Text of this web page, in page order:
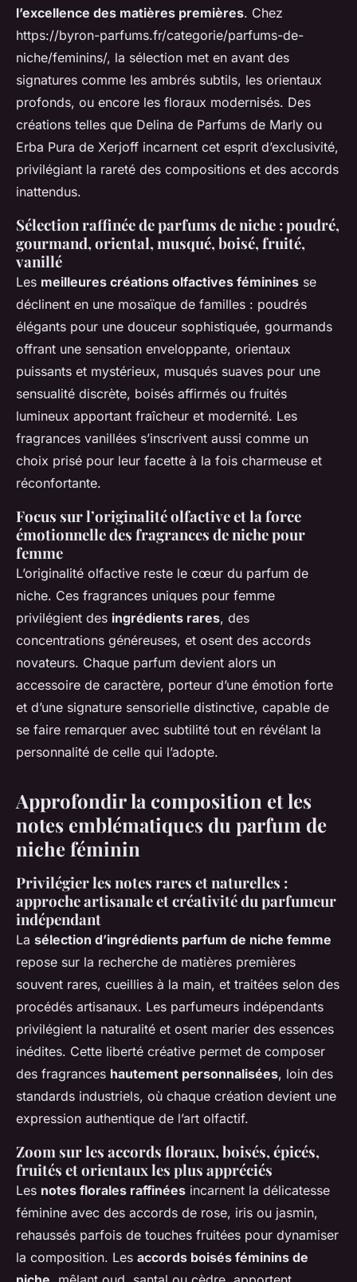
l’excellence des matières premières. Chez
https://byron-parfums.fr/categorie/parfums-de-
niche/feminins/, la sélection met en avant des
signatures comme les ambrés subtils, les orientaux
profonds, ou encore les floraux modernisés. Des
créations telles que Delina de Parfums de Marly ou
Erba Pura de Xerjoff incarnent cet esprit d’exclusivité,
privilégiant la rareté des compositions et des accords
inattendus.
Sélection raffinée de parfums de niche : poudré,
gourmand, oriental, musqué, boisé, fruité,
vanillé
Les meilleures créations olfactives féminines se
déclinent en une mosaïque de familles : poudrés
élégants pour une douceur sophistiquée, gourmands
offrant une sensation enveloppante, orientaux
puissants et mystérieux, musqués suaves pour une
sensualité discrète, boisés affirmés ou fruités
lumineux apportant fraîcheur et modernité. Les
fragrances vanillées s’inscrivent aussi comme un
choix prisé pour leur facette à la fois charmeuse et
réconfortante.
Focus sur l’originalité olfactive et la force
émotionnelle des fragrances de niche pour
femme
L’originalité olfactive reste le cœur du parfum de
niche. Ces fragrances uniques pour femme
privilégient des ingrédients rares, des
concentrations généreuses, et osent des accords
novateurs. Chaque parfum devient alors un
accessoire de caractère, porteur d’une émotion forte
et d’une signature sensorielle distinctive, capable de
se faire remarquer avec subtilité tout en révélant la
personnalité de celle qui l’adopte.
Approfondir la composition et les
notes emblématiques du parfum de
niche féminin
Privilégier les notes rares et naturelles :
approche artisanale et créativité du parfumeur
indépendant
La sélection d’ingrédients parfum de niche femme
repose sur la recherche de matières premières
souvent rares, cueillies à la main, et traitées selon des
procédés artisanaux. Les parfumeurs indépendants
privilégient la naturalité et osent marier des essences
inédites. Cette liberté créative permet de composer
des fragrances hautement personnalisées, loin des
standards industriels, où chaque création devient une
expression authentique de l’art olfactif.
Zoom sur les accords floraux, boisés, épicés,
fruités et orientaux les plus appréciés
Les notes florales raffinées incarnent la délicatesse
féminine avec des accords de rose, iris ou jasmin,
rehaussés parfois de touches fruitées pour dynamiser
la composition. Les accords boisés féminins de